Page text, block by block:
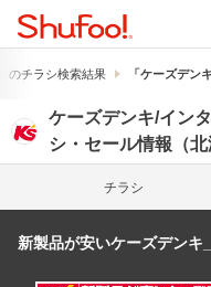
のチラシ検索結果 「ケーズデン
ケーズデンキ/イン
シ・セール情報（北
チラシ
新製品が安いケーズデンキ